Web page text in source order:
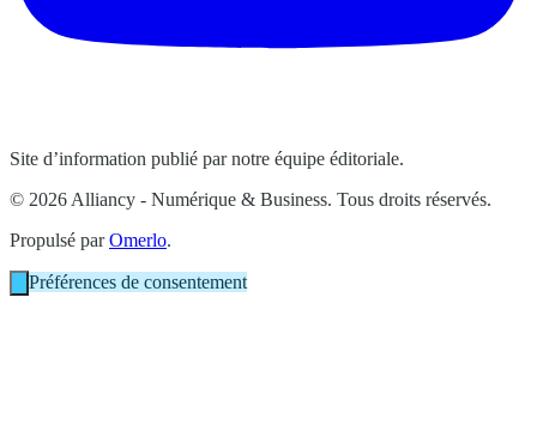
Site d’information publié par notre équipe éditoriale.
© 2026 Alliancy - Numérique & Business. Tous droits réservés.
Propulsé parOmerlo.
Préférences de consentement